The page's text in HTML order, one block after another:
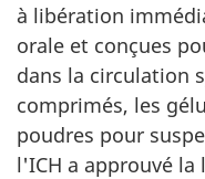
à libération
orale et conçues
dans la circulation
comprimés, les
poudres pour
l'ICH a approuvé